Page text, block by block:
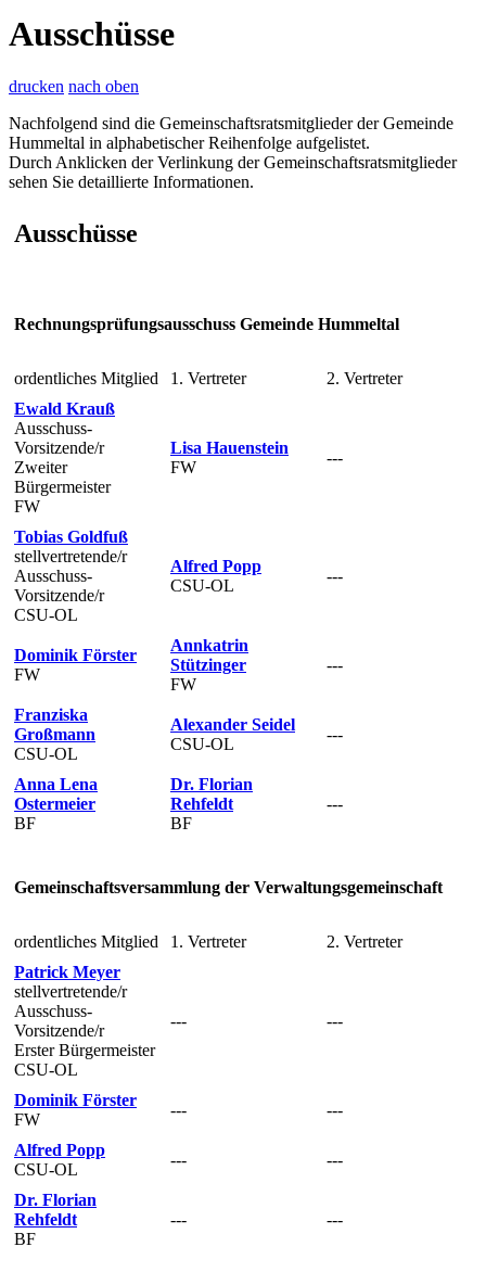
Ausschüsse
drucken nach oben
Nachfolgend sind die Gemeinschaftsratsmitglieder der Gemeinde
Hummeltal in alphabetischer Reihenfolge aufgelistet.
Durch Anklicken der Verlinkung der Gemeinschaftsratsmitglieder
sehen Sie detaillierte Informationen.
Ausschüsse
Rechnungsprüfungsausschuss Gemeinde Hummeltal
ordentliches Mitglied 1. Vertreter
2. Vertreter
Ewald Krauß
Ausschuss-
Vorsitzende/r
Zweiter
Bürgermeister
FW
Lisa Hauenstein
FW
---
Tobias Goldfuß
stellvertretende/r
Ausschuss-
Vorsitzende/r
CSU-OL
Alfred Popp
CSU-OL
---
Dominik Förster
FW
Annkatrin
Stützinger
FW
---
Franziska
Großmann
CSU-OL
Alexander Seidel
CSU-OL
---
Anna Lena
Ostermeier
BF
Dr. Florian
Rehfeldt
BF
---
Gemeinschaftsversammlung der Verwaltungsgemeinschaft
ordentliches Mitglied 1. Vertreter
2. Vertreter
Patrick Meyer
stellvertretende/r
Ausschuss-
Vorsitzende/r
Erster Bürgermeister
CSU-OL
--- ---
Dominik Förster
FW
--- ---
Alfred Popp
CSU-OL
--- ---
Dr. Florian
Rehfeldt
BF
--- ---